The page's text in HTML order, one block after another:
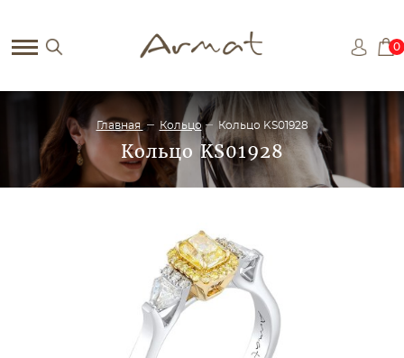
0
Главная Кольцо Кольцо KS01928
Кольцо KS01928